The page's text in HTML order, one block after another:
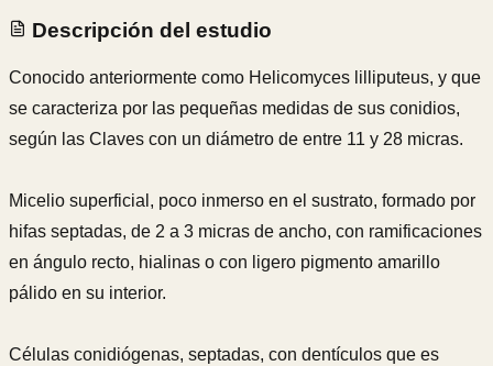
Descripción del estudio
Conocido anteriormente como Helicomyces lilliputeus, y que
se caracteriza por las pequeñas medidas de sus conidios,
según las Claves con un diámetro de entre 11 y 28 micras.
Micelio superficial, poco inmerso en el sustrato, formado por
hifas septadas, de 2 a 3 micras de ancho, con ramificaciones
en ángulo recto, hialinas o con ligero pigmento amarillo
pálido en su interior.
Células conidiógenas, septadas, con dentículos que es